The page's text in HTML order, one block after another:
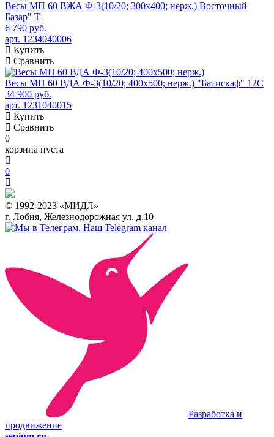
Весы МП 60 ВЖА Ф-3(10/20; 300х400; нерж.) Восточный
Базар" Т
6 790 руб.
арт. 1234040006
Купить
Сравнить
Весы МП 60 ВДА Ф-3(10/20; 400х500; нерж.) "Батискаф" 12С
34 900 руб.
арт. 1231040015
Купить
Сравнить
0
корзина пуста
0
© 1992-2023 «МИДЛ»
г. Лобня, Железнодорожная ул. д.10
Наш Telegram канал
Разработка и
продвижение